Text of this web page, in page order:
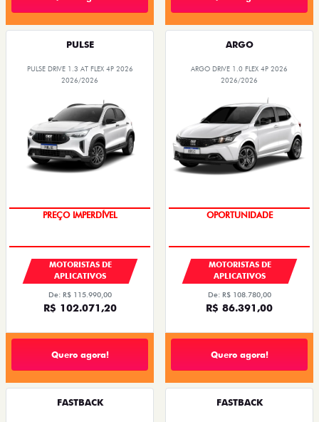
PULSE
PULSE DRIVE 1.3 AT FLEX 4P 2026
2026/2026
PREÇO IMPERDÍVEL
MOTORISTAS DE
APLICATIVOS
De: R$ 115.990,00
R$ 102.071,20
Quero agora!
ARGO
ARGO DRIVE 1.0 FLEX 4P 2026
2026/2026
OPORTUNIDADE
MOTORISTAS DE
APLICATIVOS
De: R$ 108.780,00
R$ 86.391,00
Quero agora!
FASTBACK FASTBACK